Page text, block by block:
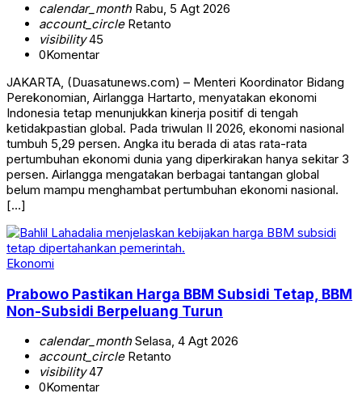
calendar_monthRabu, 5 Agt 2026
account_circleRetanto
visibility45
0Komentar
JAKARTA, (Duasatunews.com) – Menteri Koordinator Bidang
Perekonomian, Airlangga Hartarto, menyatakan ekonomi
Indonesia tetap menunjukkan kinerja positif di tengah
ketidakpastian global. Pada triwulan II 2026, ekonomi nasional
tumbuh 5,29 persen. Angka itu berada di atas rata-rata
pertumbuhan ekonomi dunia yang diperkirakan hanya sekitar 3
persen. Airlangga mengatakan berbagai tantangan global
belum mampu menghambat pertumbuhan ekonomi nasional.
[…]
Ekonomi
Prabowo Pastikan Harga BBM Subsidi Tetap, BBM
Non-Subsidi Berpeluang Turun
calendar_monthSelasa, 4 Agt 2026
account_circleRetanto
visibility47
0Komentar